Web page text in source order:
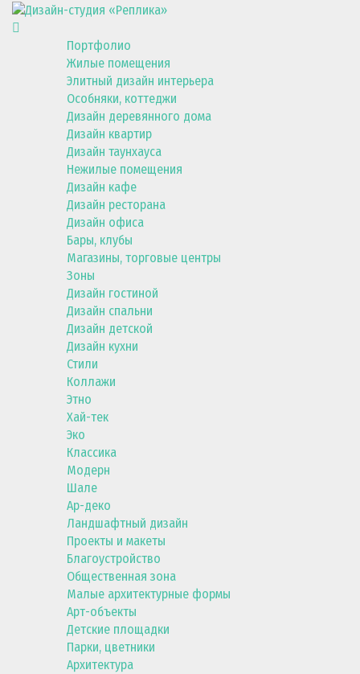
Портфолио
Жилые помещения
Элитный дизайн интерьера
Особняки, коттеджи
Дизайн деревянного дома
Дизайн квартир
Дизайн таунхауса
Нежилые помещения
Дизайн кафе
Дизайн ресторана
Дизайн офиса
Бары, клубы
Магазины, торговые центры
Зоны
Дизайн гостиной
Дизайн спальни
Дизайн детской
Дизайн кухни
Стили
Коллажи
Этно
Хай-тек
Эко
Классика
Модерн
Шале
Ар-деко
Ландшафтный дизайн
Проекты и макеты
Благоустройство
Общественная зона
Малые архитектурные формы
Арт-объекты
Детские площадки
Парки, цветники
Архитектура